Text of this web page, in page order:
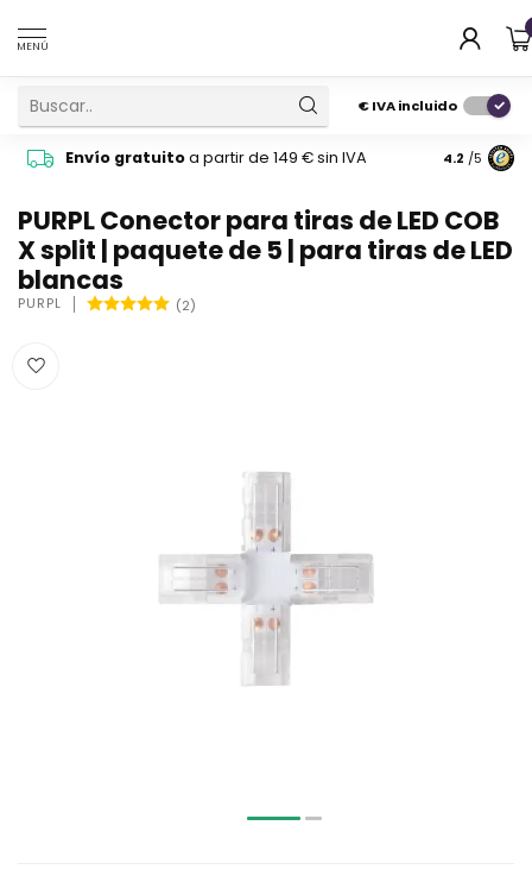
MENÚ
€IVA incluido
Envío gratuitoa partir de 149 € sin IVA Pide
4.2 /5
PURPL Conector para tiras de LED COB
X split | paquete de 5 | para tiras de LED
blancas
PURPL (2)